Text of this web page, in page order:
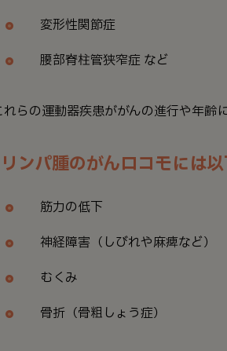
変形性関節症
腰部脊柱管狭窄症 など
らの運動器疾患ががんの進行や年齢
リンパ腫のがんロコモには
筋力の低下
神経障害（しびれや麻痺など）
むくみ
骨折（骨粗しょう症）